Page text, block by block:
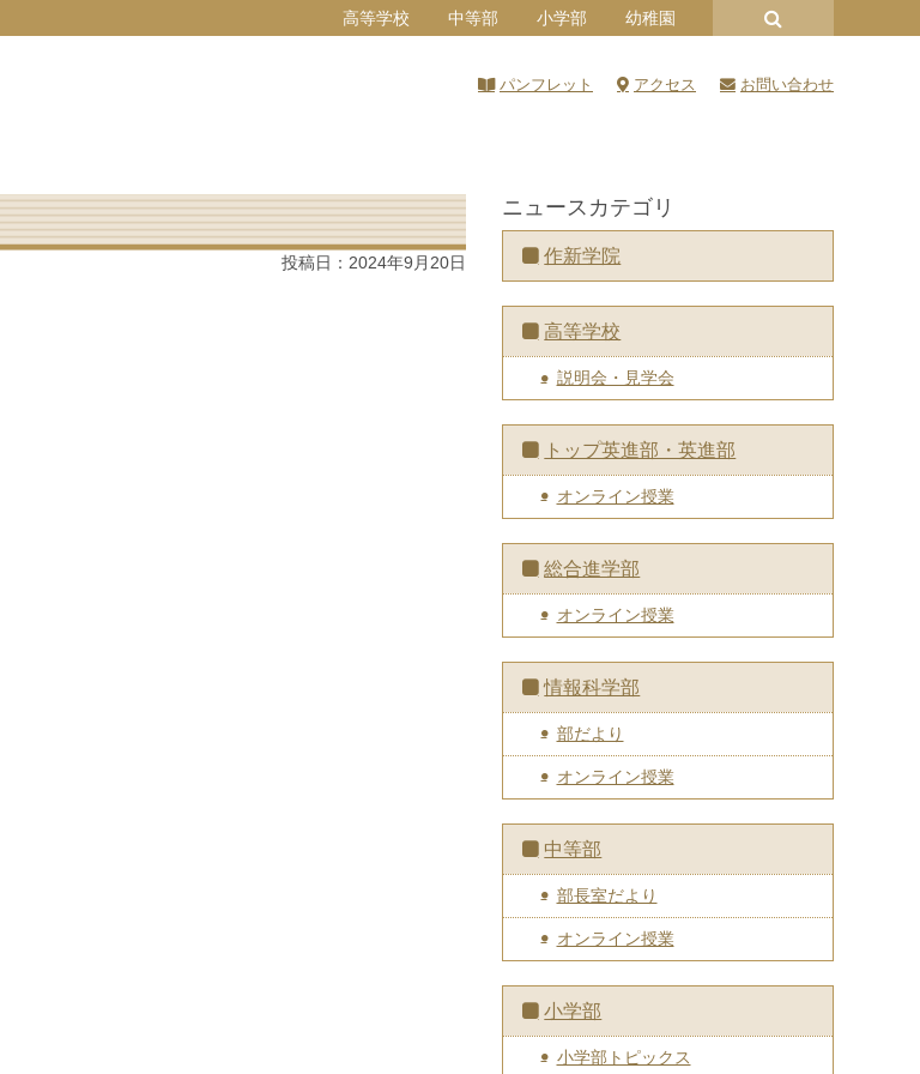
高等学校 中等部 小学部 幼稚園
パンフレット
アクセス お問い合わせ
投稿日： 2024年9月20日
ニュースカテゴリ
作新学院
高等学校
説明会・見学会
トップ英進部・英進部
オンライン授業
総合進学部
オンライン授業
情報科学部
部だより
オンライン授業
中等部
部長室だより
オンライン授業
小学部
小学部トピックス